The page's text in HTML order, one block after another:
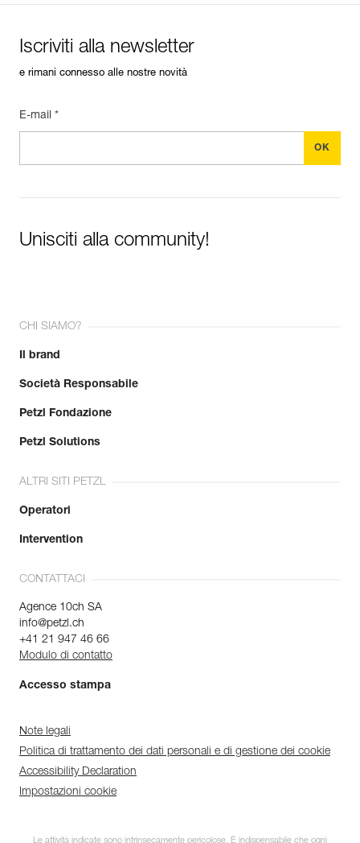
Iscriviti alla newsletter
e rimani connesso alle nostre novità
E-mail *
Unisciti alla community!
CHI SIAMO?
Il brand
Società Responsabile
Petzl Fondazione
Petzl Solutions
ALTRI SITI PETZL
Operatori
Intervention
CONTATTACI
Agence 10ch SA
info@petzl.ch
+41 21 947 46 66
Modulo di contatto
Accesso stampa
Note legali
Politica di trattamento dei dati personali e di gestione dei cookie
Accessibility Declaration
Impostazioni cookie
Le attività indicate sono intrinsecamente pericolose. È indispensabile che ogni